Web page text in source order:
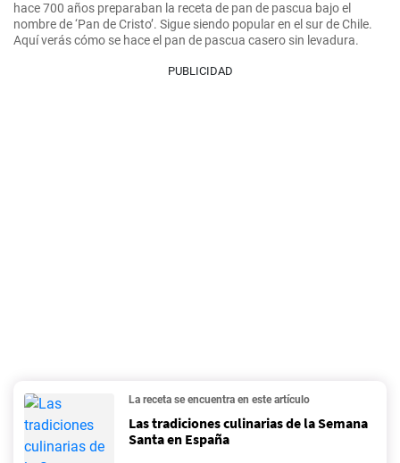
hace 700 años preparaban la receta de pan de pascua bajo el
nombre de ‘Pan de Cristo’. Sigue siendo popular en el sur de Chile.
Aquí verás cómo se hace el pan de pascua casero sin levadura.
PUBLICIDAD
La receta se encuentra en este artículo
Las tradiciones culinarias de la Semana
Santa en España